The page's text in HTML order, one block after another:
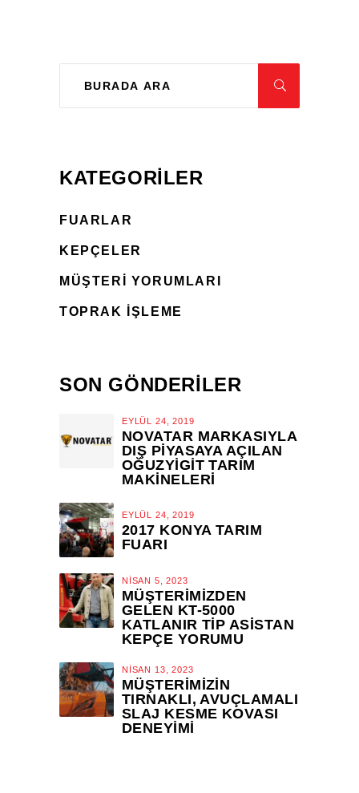
KATEGORILER
FUARLAR
KEPÇELER
MÜŞTERI YORUMLARI
TOPRAK İŞLEME
SON GÖNDERİLER
EYLÜL 24, 2019
NOVATAR MARKASIYLA
DIŞ PIYASAYA AÇILAN
OĞUZYIGIT TARIM
MAKINELERI
EYLÜL 24, 2019
2017 KONYA TARIM
FUARI
NISAN 5, 2023
MÜŞTERIMIZDEN
GELEN KT-5000
KATLANIR TİP ASİSTAN
KEPÇE YORUMU
NISAN 13, 2023
MÜŞTERIMIZIN
TIRNAKLI, AVUÇLAMALI
SLAJ KESME KOVASI
DENEYIMI